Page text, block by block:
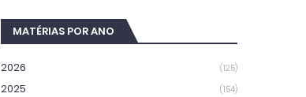
MATÉRIAS POR ANO
2026 (125)
2025 (154)